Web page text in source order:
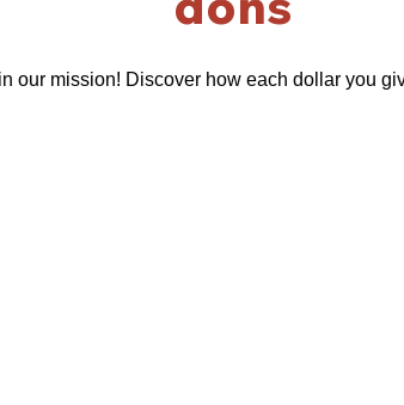
our mission! Discover how each dollar you